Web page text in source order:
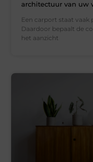
architectuur van uw
Een carport staat vaak
Daardoor bepaalt de
het aanzicht